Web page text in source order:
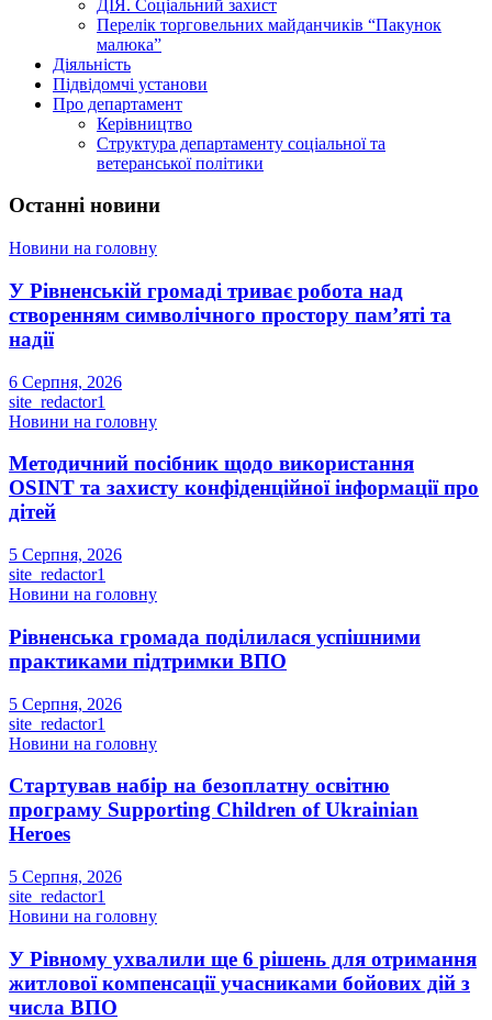
ДІЯ. Соціальний захист
Перелік торговельних майданчиків “Пакунок
малюка”
Діяльність
Підвідомчі установи
Про департамент
Керівництво
Структура департаменту соціальної та
ветеранської політики
Останні новини
Новини на головну
У Рівненській громаді триває робота над
створенням символічного простору пам’яті та
надії
6 Серпня, 2026
site_redactor1
Новини на головну
Методичний посібник щодо використання
OSINT та захисту конфіденційної інформації про
дітей
5 Серпня, 2026
site_redactor1
Новини на головну
Рівненська громада поділилася успішними
практиками підтримки ВПО
5 Серпня, 2026
site_redactor1
Новини на головну
Стартував набір на безоплатну освітню
програму Supporting Children of Ukrainian
Heroes
5 Серпня, 2026
site_redactor1
Новини на головну
У Рівному ухвалили ще 6 рішень для отримання
житлової компенсації учасниками бойових дій з
числа ВПО